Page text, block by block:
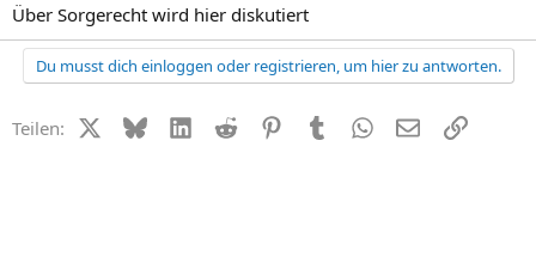
Über Sorgerecht wird hier diskutiert
Du musst dich einloggen oder registrieren, um hier zu antworten.
Teilen: X (Twitter)
BlueskyLinkedIn
Reddit PinterestTumblr WhatsApp
E-MailLink